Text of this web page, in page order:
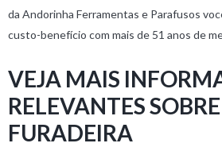
da Andorinha Ferramentas e Parafusos
custo-benefício com mais de 51 anos de
VEJA MAIS
RELEVANTES
FURADEIRA